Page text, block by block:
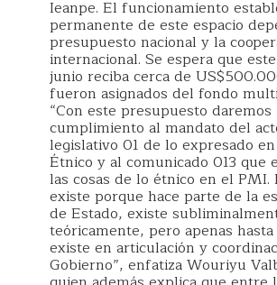
Ieanpe. El funcionamiento
permanente de este espacio
presupuesto nacional y la
internacional. Se espera que
junio reciba cerca de
fueron asignados del fondo
“Con este presupuesto daremos
cumplimiento al mandato del
legislativo 01 de lo expresado
Étnico y al comunicado 013 que
las cosas de lo étnico en el PMI.
existe porque hace parte de la
de Estado, existe
teóricamente, pero apenas
existe en articulación y
Gobierno”, enfatiza Wouriyu